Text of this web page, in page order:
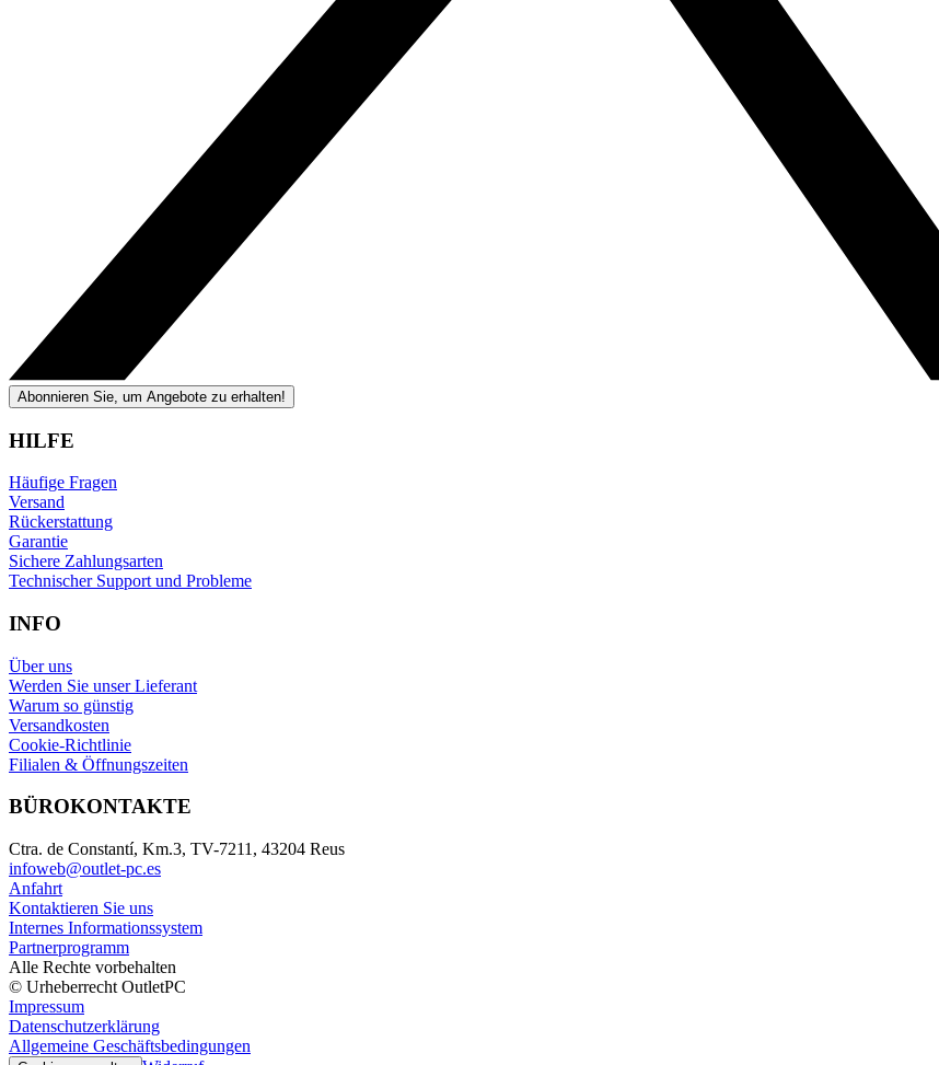
Abonnieren Sie, um Angebote zu erhalten!
HILFE
Häufige Fragen
Versand
Rückerstattung
Garantie
Sichere Zahlungsarten
Technischer Support und Probleme
INFO
Über uns
Werden Sie unser Lieferant
Warum so günstig
Versandkosten
Cookie-Richtlinie
Filialen & Öffnungszeiten
BÜROKONTAKTE
Ctra. de Constantí, Km.3, TV-7211, 43204 Reus
infoweb@outlet-pc.es
Anfahrt
Kontaktieren Sie uns
Internes Informationssystem
Partnerprogramm
Alle Rechte vorbehalten
© Urheberrecht OutletPC
Impressum
Datenschutzerklärung
Allgemeine Geschäftsbedingungen